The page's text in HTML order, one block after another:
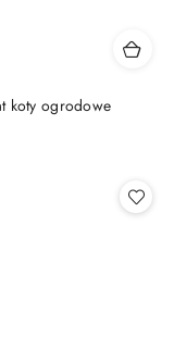
koty ogrodowe